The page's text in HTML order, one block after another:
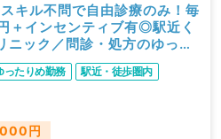
キル不問で自由診療のみ！毎
＋インセンティブ有◎駅近く
ック／問診・処方のゆった
常勤）
ったりめ勤務
駅近・徒歩圏内
円